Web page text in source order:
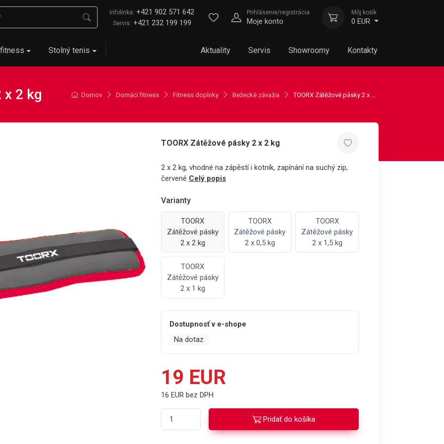
Infolinka: +421 902 571 642
Servis: +421 232 199 199
Prihlásenie/registrácia
Moje konto
Môj košík
0 EUR
Stolný tenis Aktuality Servis Showroomy Kontakty
Domov Domácí fitness Fitness doplnky Bežecké závažia TOORX Zátěžové pásky 2 x 2 kg
x 2 kg
TOORX Zátěžové pásky 2 x 2 kg
2 x 2 kg, vhodné na zápěstí i kotník, zapínání na suchý zip,
červené Celý popis
Varianty
TOORX
Zátěžové pásky
2 x 2 kg
TOORX
Zátěžové pásky
2 x 0,5 kg
TOORX
Zátěžové pásky
2 x 1,5 kg
TOORX
Zátěžové pásky
2 x 1 kg
Dostupnosť v e-shope
Na dotaz
19 EUR
16 EUR bez DPH
Pridať do košíka